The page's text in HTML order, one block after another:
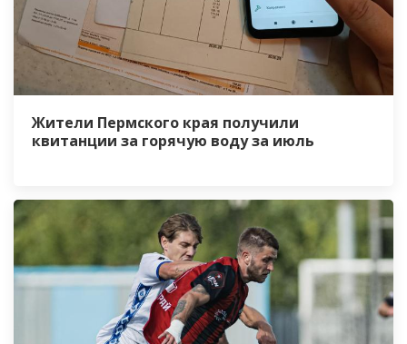
Жители Пермского края получили
квитанции за горячую воду за июль